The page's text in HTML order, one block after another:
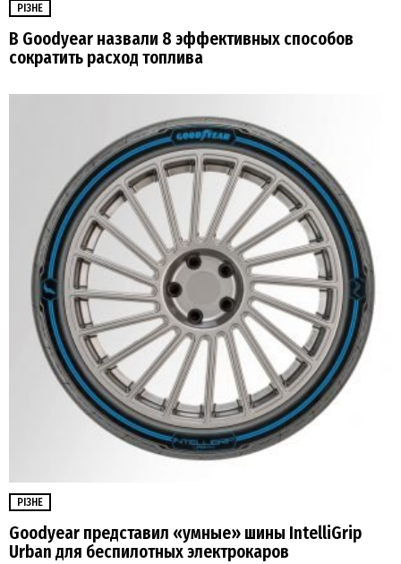
РІЗНЕ
В Goodyear назвали 8 эффективных способов
сократить расход топлива
РІЗНЕ
Goodyear представил «умные» шины IntelliGrip
Urban для беспилотных электрокаров